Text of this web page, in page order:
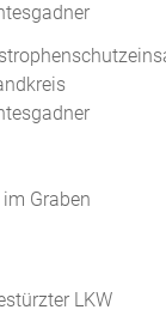
im Graben
LKW